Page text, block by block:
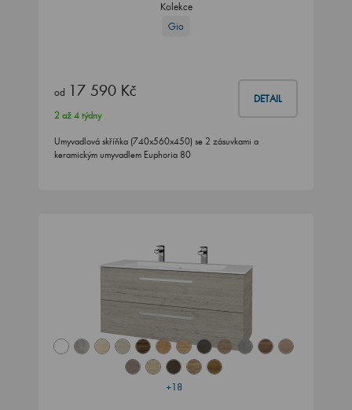
Kolekce
Gio
od 17 590 Kč DETAIL
2 až 4 týdny
Umyvadlová skříňka (740x560x450) se 2 zásuvkami a
keramickým umyvadlem Euphoria 80
+18